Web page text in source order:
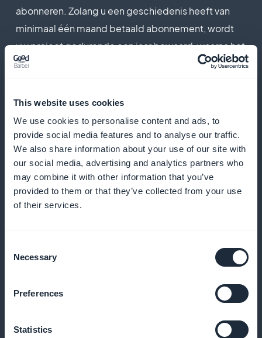
This website uses cookies
We use cookies to personalise content and ads, to
provide social media features and to analyse our traffic.
We also share information about your use of our site with
our social media, advertising and analytics partners who
may combine it with other information that you’ve
provided to them or that they’ve collected from your use
of their services.
Selection
Necessary
Preferences
Statistics
abonneren. Zolang u een geschiedenis heeft van
minimaal één maand betaald abonnement, wordt
uw project gedurende een jaar bewaard, waarna het
definitief wordt verwijderd.
Zijn er bijkomende kosten?
Om applicaties in te dienen bij de App Store en
Google Play, moet u zich rechtstreeks als
ontwikkelaar registreren via Apple ($99/jaar of
$299/jaar voor het
te maken en te publiceren.